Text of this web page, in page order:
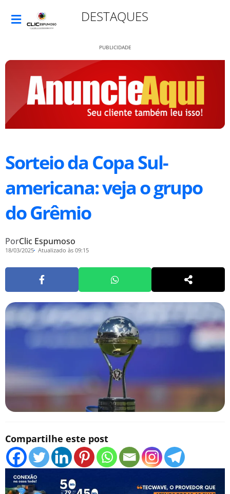
DESTAQUES
PUBLICIDADE
Sorteio da Copa Sul-
americana: veja o grupo
do Grêmio
PorClic Espumoso
18/03/2025 Atualizado às 09:15
Compartilhe este post